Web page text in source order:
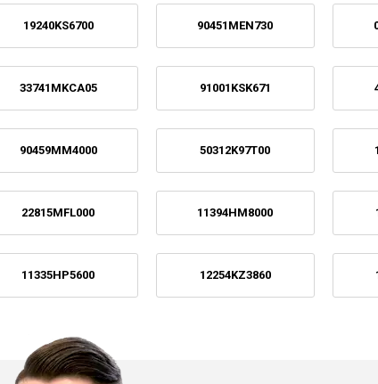
19240KS6700 90451MEN730
33741MKCA05 91001KSK671
90459MM4000 50312K97T00
22815MFL000 11394HM8000
11335HP5600 12254KZ3860